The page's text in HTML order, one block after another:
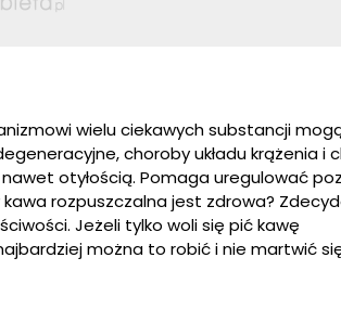
wielu ciekawych substancji
choroby układu krążenia i
otyłością. Pomaga uregulować
kawa rozpuszczalna jest zdrowa?
Jeżeli tylko woli się pić kawę
można to robić i nie martwić